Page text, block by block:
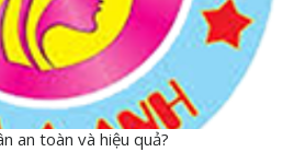
an toàn và hiệu quả?